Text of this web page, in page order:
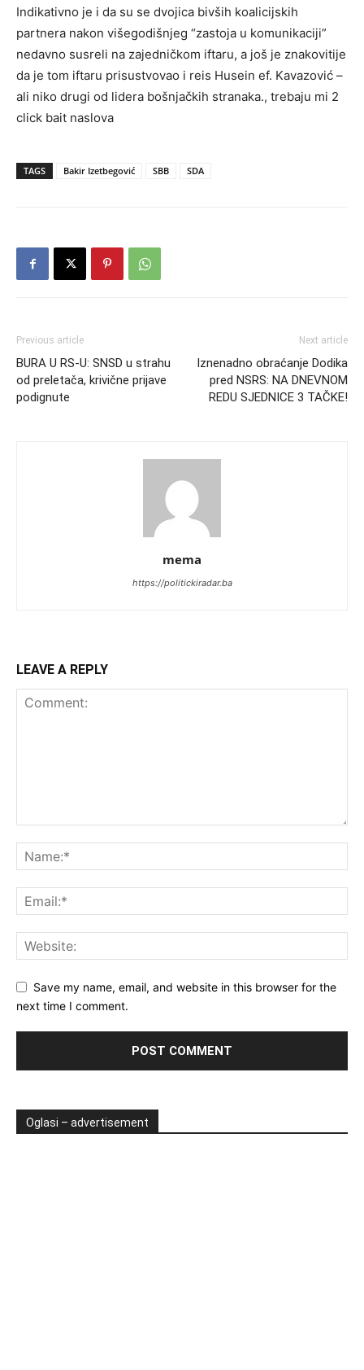
Indikativno je i da su se dvojica bivših koalicijskih
partnera nakon višegodišnjeg “zastoja u komunikaciji”
nedavno susreli na zajedničkom iftaru, a još je znakovitije
da je tom iftaru prisustvovao i reis Husein ef. Kavazović –
ali niko drugi od lidera bošnjačkih stranaka., trebaju mi 2
click bait naslova
TAGS Bakir Izetbegović SBB SDA
Previous article
BURA U RS-U: SNSD u strahu
od preletača, krivične prijave
podignute
Next article
Iznenadno obraćanje Dodika
pred NSRS: NA DNEVNOM
REDU SJEDNICE 3 TAČKE!
mema
https://politickiradar.ba
LEAVE A REPLY
Save my name, email, and website in this browser for the
next time I comment.
Oglasi – advertisement